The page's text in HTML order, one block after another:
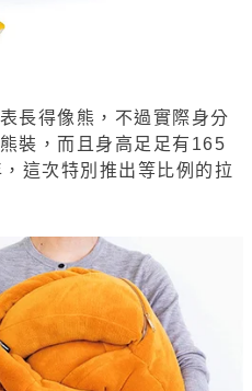
長得像熊，不過實際身分
裝，而且身高足足有165
這次特別推出等比例的拉